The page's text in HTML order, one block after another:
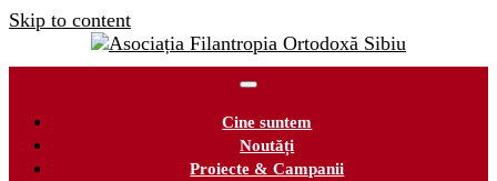
Skip to content
Cine suntem
Noutăți
Proiecte & Campanii